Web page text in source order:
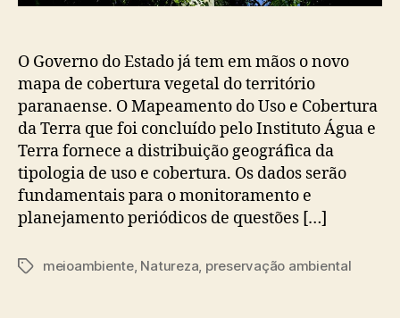
O Governo do Estado já tem em mãos o novo
mapa de cobertura vegetal do território
paranaense. O Mapeamento do Uso e Cobertura
da Terra que foi concluído pelo Instituto Água e
Terra fornece a distribuição geográfica da
tipologia de uso e cobertura. Os dados serão
fundamentais para o monitoramento e
planejamento periódicos de questões […]
Tagsmeioambiente, Natureza, preservação ambiental